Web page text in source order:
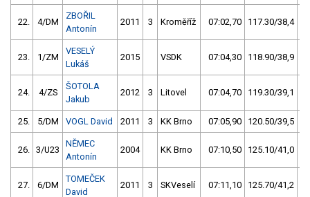
22. 4/DM
ZBOŘIL
Antonín
2011 3 Kroměříž 07:02,70 117.30/38,4
23. 1/ZM
VESELÝ
Lukáš
2015 VSDK 07:04,30 118.90/38,9
24. 4/ZS
ŠOTOLA
Jakub
2012 3 Litovel 07:04,70 119.30/39,1
25. 5/DM VOGL David 2011 3 KK Brno 07:05,90 120.50/39,5
26. 3/U23
NĚMEC
Antonín
2004 KK Brno 07:10,50 125.10/41,0
27. 6/DM
TOMEČEK
David
2011 3 SKVeselí 07:11,10 125.70/41,2